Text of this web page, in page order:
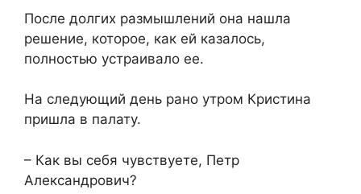
После долгих размышлений она нашла
решение, которое, как ей казалось,
полностью устраивало ее.
На следующий день рано утром Кристина
пришла в палату.
– Как вы себя чувствуете, Петр
Александрович?